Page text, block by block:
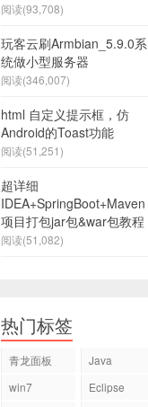
阅读(93,708)
玩客云刷Armbian_5.9.0系
统做小型服务器
阅读(346,007)
html 自定义提示框，仿
Android的Toast功能
阅读(51,251)
超详细
IDEA+SpringBoot+Maven
项目打包jar包&war包教程
阅读(51,082)
热门标签
青龙面板 Java
win7
Eclipse